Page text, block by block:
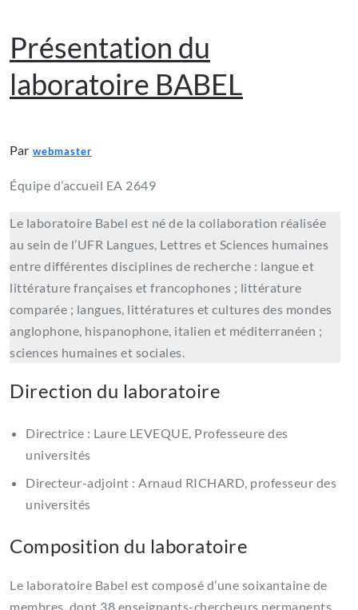
Présentation du
laboratoire BABEL
Par webmaster
Équipe d’accueil EA 2649
Le laboratoire Babel est né de la collaboration réalisée
au sein de l’UFR Langues, Lettres et Sciences humaines
entre différentes disciplines de recherche : langue et
littérature françaises et francophones ; littérature
comparée ; langues, littératures et cultures des mondes
anglophone, hispanophone, italien et méditerranéen ;
sciences humaines et sociales.
Direction du laboratoire
Directrice : Laure LEVEQUE, Professeure des
universités
Directeur-adjoint : Arnaud RICHARD, professeur des
universités
Composition du laboratoire
Le laboratoire Babel est composé d’une soixantaine de
membres, dont 38 enseignants-chercheurs permanents